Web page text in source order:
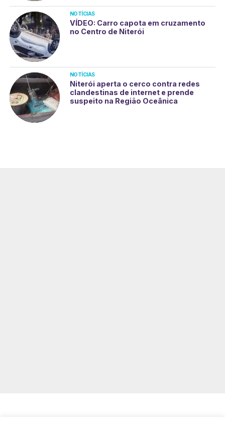
NOTÍCIAS
VÍDEO: Carro capota em cruzamento
no Centro de Niterói
NOTÍCIAS
Niterói aperta o cerco contra redes
clandestinas de internet e prende
suspeito na Região Oceânica